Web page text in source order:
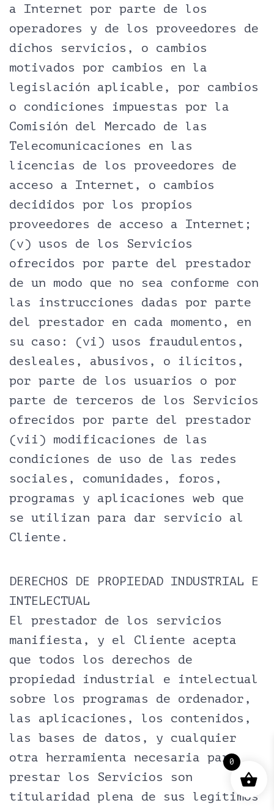
a Internet por parte de los
operadores y de los proveedores de
dichos servicios, o cambios
motivados por cambios en la
legislación aplicable, por cambios
o condiciones impuestas por la
Comisión del Mercado de las
Telecomunicaciones en las
licencias de los proveedores de
acceso a Internet, o cambios
decididos por los propios
proveedores de acceso a Internet;
(v) usos de los Servicios
ofrecidos por parte del prestador
de un modo que no sea conforme con
las instrucciones dadas por parte
del prestador en cada momento, en
su caso: (vi) usos fraudulentos,
desleales, abusivos, o ilícitos,
por parte de los usuarios o por
parte de terceros de los Servicios
ofrecidos por parte del prestador
(vii) modificaciones de las
condiciones de uso de las redes
sociales, comunidades, foros,
programas y aplicaciones web que
se utilizan para dar servicio al
Cliente.
DERECHOS DE PROPIEDAD INDUSTRIAL E
INTELECTUAL
El prestador de los servicios
manifiesta, y el Cliente acepta
que todos los derechos de
propiedad industrial e intelectual
sobre los programas de ordenador,
las aplicaciones, los contenidos,
las bases de datos, y cualquier
otra herramienta necesaria para
prestar los Servicios son
titularidad plena de sus legítimos
0